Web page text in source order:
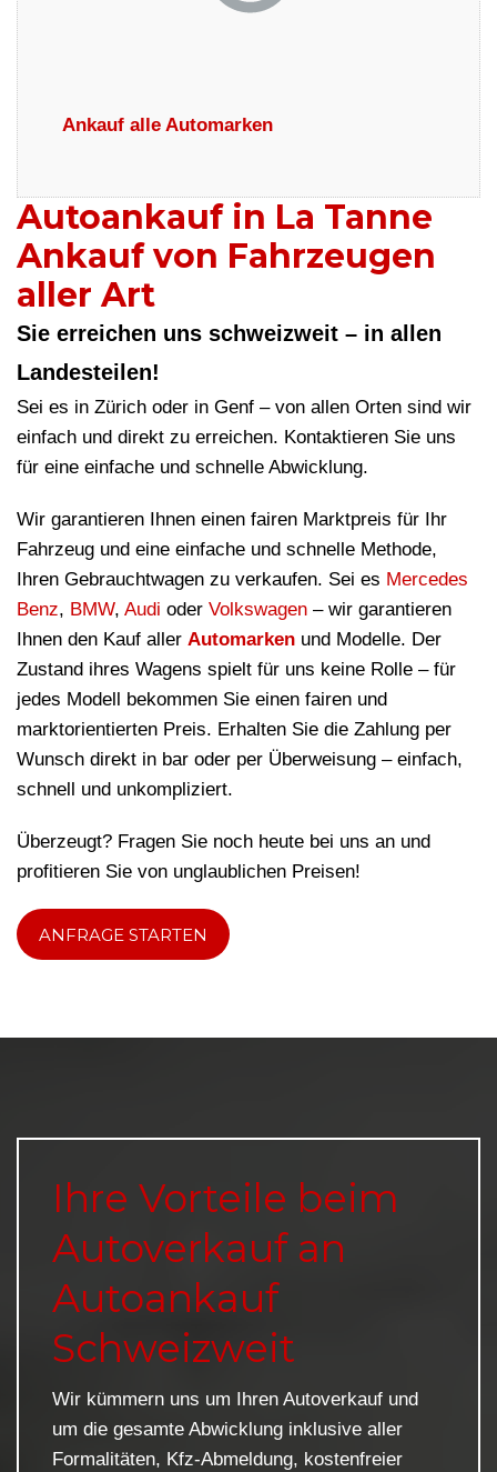
Ankauf alle Automarken
Autoankauf in La Tanne
Ankauf von Fahrzeugen
aller Art
Sie erreichen uns schweizweit – in allen
Landesteilen!
Sei es in Zürich oder in Genf – von allen Orten sind wir
einfach und direkt zu erreichen. Kontaktieren Sie uns
für eine einfache und schnelle Abwicklung.
Wir garantieren Ihnen einen fairen Marktpreis für Ihr
Fahrzeug und eine einfache und schnelle Methode,
Ihren Gebrauchtwagen zu verkaufen. Sei es Mercedes
Benz, BMW, Audi oder Volkswagen – wir garantieren
Ihnen den Kauf aller Automarken und Modelle. Der
Zustand ihres Wagens spielt für uns keine Rolle – für
jedes Modell bekommen Sie einen fairen und
marktorientierten Preis. Erhalten Sie die Zahlung per
Wunsch direkt in bar oder per Überweisung – einfach,
schnell und unkompliziert.
Überzeugt? Fragen Sie noch heute bei uns an und
profitieren Sie von unglaublichen Preisen!
ANFRAGE STARTEN
Ihre Vorteile beim
Autoverkauf an
Autoankauf
Schweizweit
Wir kümmern uns um Ihren Autoverkauf und
um die gesamte Abwicklung inklusive aller
Formalitäten, Kfz-Abmeldung, kostenfreier